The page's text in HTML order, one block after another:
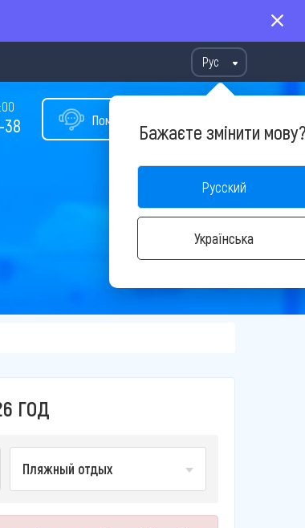
Рус
Бажаєте змінити
Русский
Українська
Помощь в подборе тура
ГОД
Пляжный отдых